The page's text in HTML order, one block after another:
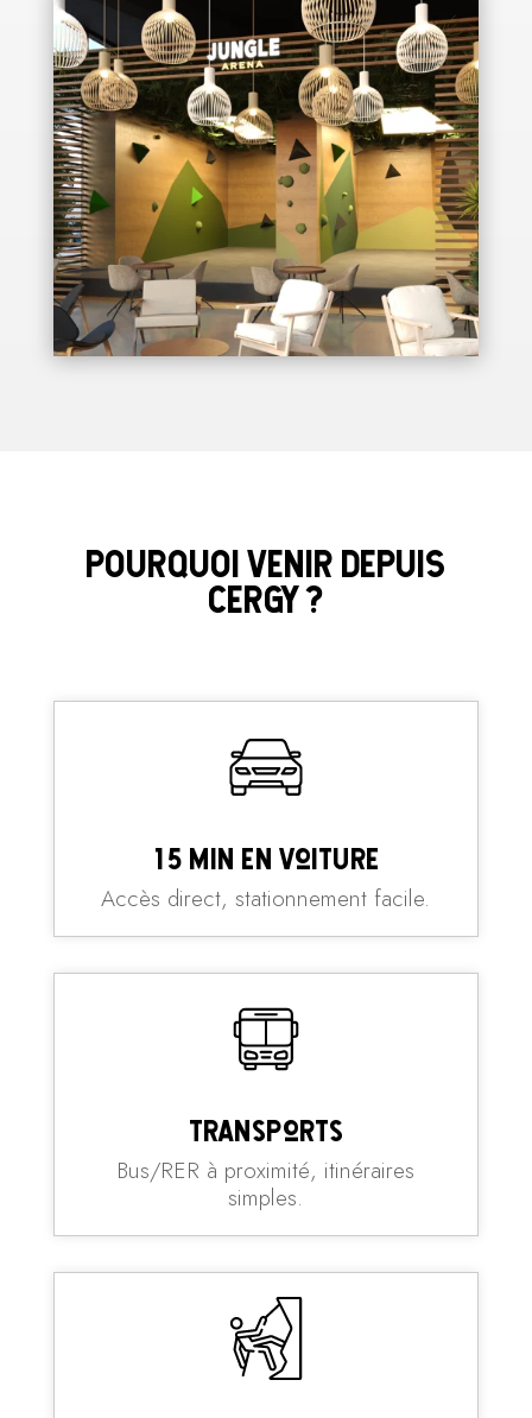
POURQUOI VENIR DEPUIS
CERGY ?
15 min en voiture
Accès direct, stationnement facile.
Transports
Bus/RER à proximité, itinéraires
simples.